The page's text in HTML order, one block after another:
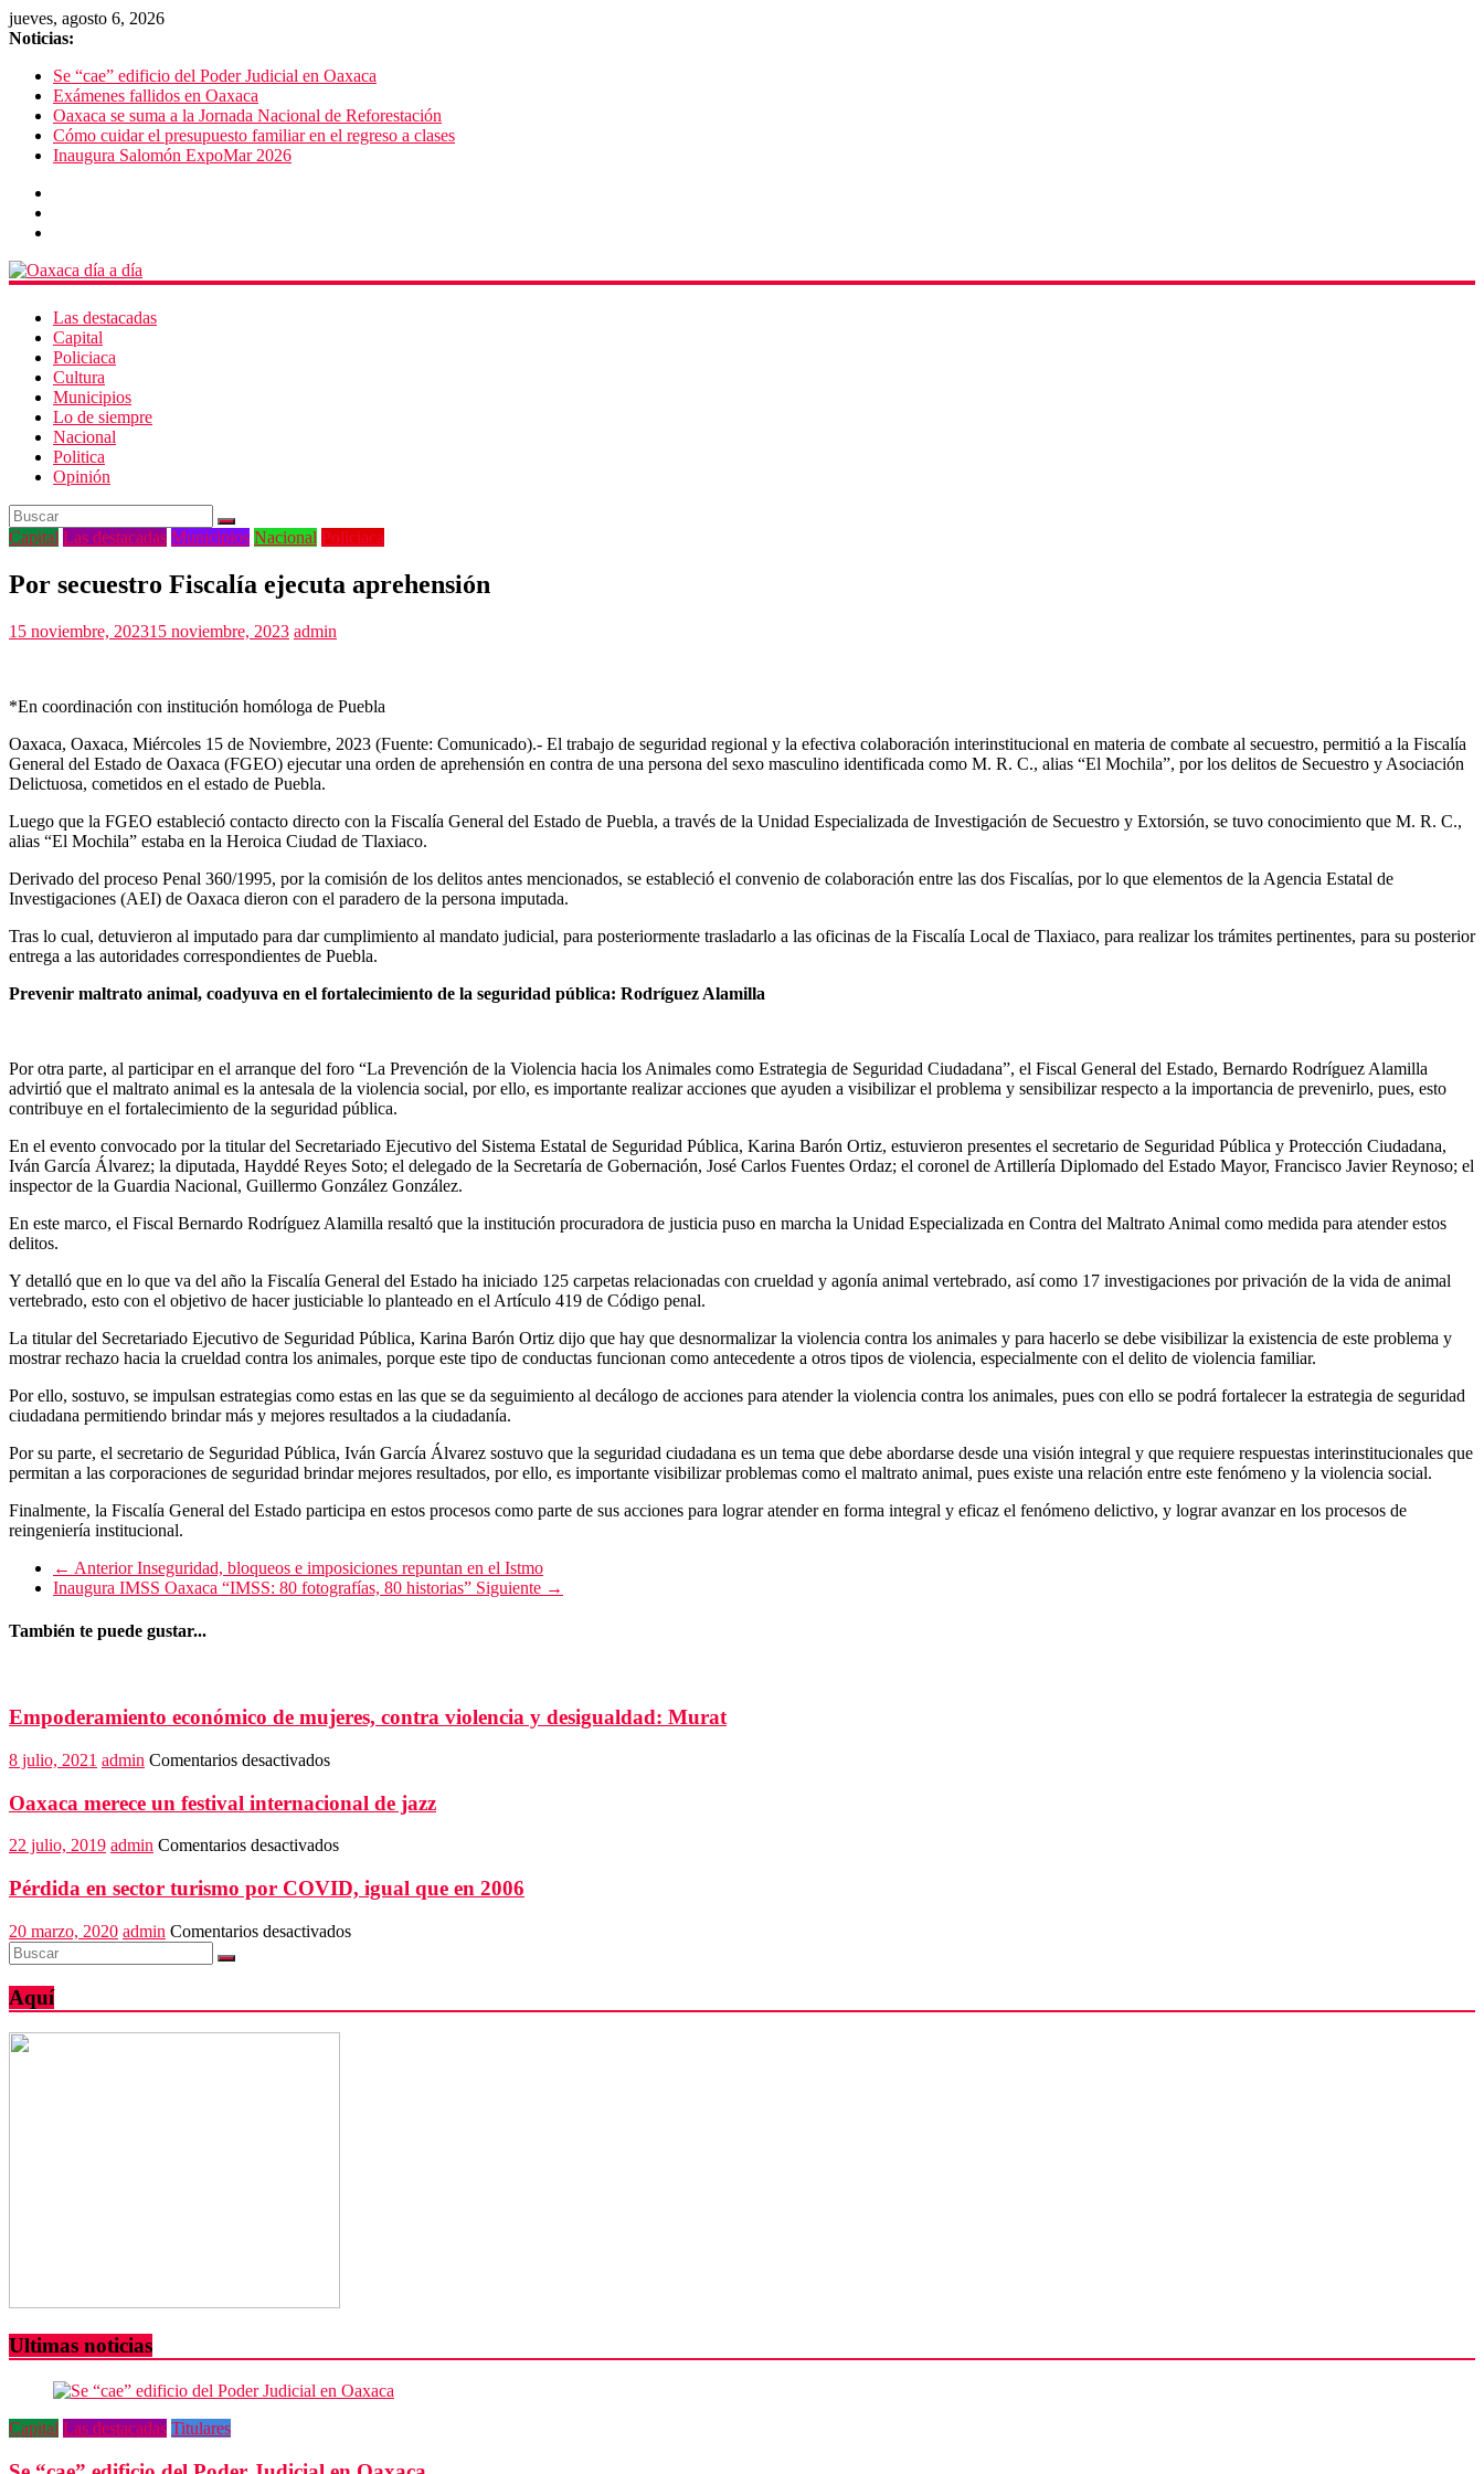
jueves, agosto 6, 2026
Noticias:
Se “cae” edificio del Poder Judicial en Oaxaca
Exámenes fallidos en Oaxaca
Oaxaca se suma a la Jornada Nacional de Reforestación
Cómo cuidar el presupuesto familiar en el regreso a clases
Inaugura Salomón ExpoMar 2026
Las destacadas
Capital
Policiaca
Cultura
Municipios
Lo de siempre
Nacional
Politica
Opinión
Capital Las destacadas Municipios Nacional Policiaca
Por secuestro Fiscalía ejecuta aprehensión
15 noviembre, 202315 noviembre, 2023 admin
*En coordinación con institución homóloga de Puebla
Oaxaca, Oaxaca, Miércoles 15 de Noviembre, 2023 (Fuente: Comunicado).- El trabajo de seguridad regional y la efectiva colaboración interinstitucional en materia de combate al secuestro, permitió a la Fiscalía
General del Estado de Oaxaca (FGEO) ejecutar una orden de aprehensión en contra de una persona del sexo masculino identificada como M. R. C., alias “El Mochila”, por los delitos de Secuestro y Asociación
Delictuosa, cometidos en el estado de Puebla.
Luego que la FGEO estableció contacto directo con la Fiscalía General del Estado de Puebla, a través de la Unidad Especializada de Investigación de Secuestro y Extorsión, se tuvo conocimiento que M. R. C.,
alias “El Mochila” estaba en la Heroica Ciudad de Tlaxiaco.
Derivado del proceso Penal 360/1995, por la comisión de los delitos antes mencionados, se estableció el convenio de colaboración entre las dos Fiscalías, por lo que elementos de la Agencia Estatal de
Investigaciones (AEI) de Oaxaca dieron con el paradero de la persona imputada.
Tras lo cual, detuvieron al imputado para dar cumplimiento al mandato judicial, para posteriormente trasladarlo a las oficinas de la Fiscalía Local de Tlaxiaco, para realizar los trámites pertinentes, para su posterior
entrega a las autoridades correspondientes de Puebla.
Prevenir maltrato animal, coadyuva en el fortalecimiento de la seguridad pública: Rodríguez Alamilla
Por otra parte, al participar en el arranque del foro “La Prevención de la Violencia hacia los Animales como Estrategia de Seguridad Ciudadana”, el Fiscal General del Estado, Bernardo Rodríguez Alamilla
advirtió que el maltrato animal es la antesala de la violencia social, por ello, es importante realizar acciones que ayuden a visibilizar el problema y sensibilizar respecto a la importancia de prevenirlo, pues, esto
contribuye en el fortalecimiento de la seguridad pública.
En el evento convocado por la titular del Secretariado Ejecutivo del Sistema Estatal de Seguridad Pública, Karina Barón Ortiz, estuvieron presentes el secretario de Seguridad Pública y Protección Ciudadana,
Iván García Álvarez; la diputada, Hayddé Reyes Soto; el delegado de la Secretaría de Gobernación, José Carlos Fuentes Ordaz; el coronel de Artillería Diplomado del Estado Mayor, Francisco Javier Reynoso; el
inspector de la Guardia Nacional, Guillermo González González.
En este marco, el Fiscal Bernardo Rodríguez Alamilla resaltó que la institución procuradora de justicia puso en marcha la Unidad Especializada en Contra del Maltrato Animal como medida para atender estos
delitos.
Y detalló que en lo que va del año la Fiscalía General del Estado ha iniciado 125 carpetas relacionadas con crueldad y agonía animal vertebrado, así como 17 investigaciones por privación de la vida de animal
vertebrado, esto con el objetivo de hacer justiciable lo planteado en el Artículo 419 de Código penal.
La titular del Secretariado Ejecutivo de Seguridad Pública, Karina Barón Ortiz dijo que hay que desnormalizar la violencia contra los animales y para hacerlo se debe visibilizar la existencia de este problema y
mostrar rechazo hacia la crueldad contra los animales, porque este tipo de conductas funcionan como antecedente a otros tipos de violencia, especialmente con el delito de violencia familiar.
Por ello, sostuvo, se impulsan estrategias como estas en las que se da seguimiento al decálogo de acciones para atender la violencia contra los animales, pues con ello se podrá fortalecer la estrategia de seguridad
ciudadana permitiendo brindar más y mejores resultados a la ciudadanía.
Por su parte, el secretario de Seguridad Pública, Iván García Álvarez sostuvo que la seguridad ciudadana es un tema que debe abordarse desde una visión integral y que requiere respuestas interinstitucionales que
permitan a las corporaciones de seguridad brindar mejores resultados, por ello, es importante visibilizar problemas como el maltrato animal, pues existe una relación entre este fenómeno y la violencia social.
Finalmente, la Fiscalía General del Estado participa en estos procesos como parte de sus acciones para lograr atender en forma integral y eficaz el fenómeno delictivo, y lograr avanzar en los procesos de
reingeniería institucional.
← AnteriorInseguridad, bloqueos e imposiciones repuntan en el Istmo
Inaugura IMSS Oaxaca “IMSS: 80 fotografías, 80 historias” Siguiente →
También te puede gustar...
Empoderamiento económico de mujeres, contra violencia y desigualdad: Murat
8 julio, 2021 admin Comentarios desactivadosen
económico
de
mujeres,
violencia
y
Murat
Oaxaca merece un festival internacional de jazz
22 julio, 2019 admin Comentarios desactivadosen
merece
un
festival
Pérdida en sector turismo por COVID, igual que en 2006
20 marzo, 2020 admin Comentarios desactivadosen
turismo
Aquí
Ultimas noticias
Capital Las destacadas Titulares